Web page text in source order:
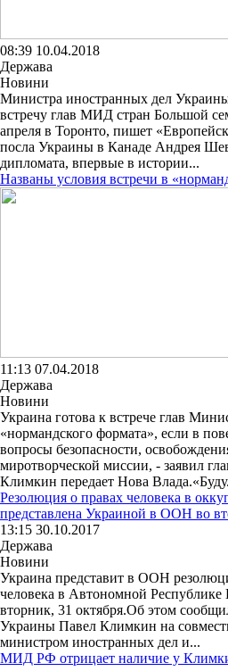
08:39 10.04.2018
Держава
Новини
Министра иностранных дел
встречу глав МИД стран Большой
апреля в Торонто, пишет
посла Украины в Канаде Андрея
дипломата, впервые в истории...
Названы условия встречи в
11:13 07.04.2018
Держава
Новини
Украина готова к встрече глав
«нормандского формата», если в
вопросы безопасности,
миротворческой миссии, - заявил
Климкин передает Нова
Резолюция о правах человека в
представлена Украиной в ООН во
13:15 30.10.2017
Держава
Новини
Украина представит в ООН
человека в Автономной
вторник, 31 октября.Об этом
Украины Павел Климкин на
министром иностранных дел и...
МИД РФ отрицает наличие у